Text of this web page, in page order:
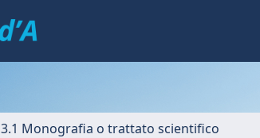
3.1 Monografia o trattato scientifico